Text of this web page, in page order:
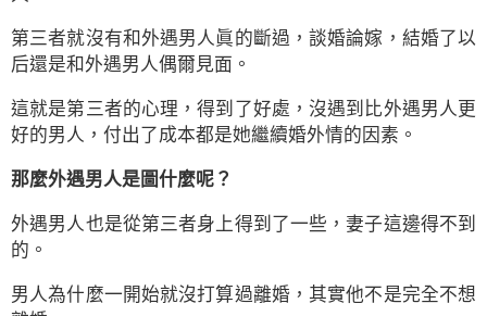
第三者就沒有和外遇男人眞的斷過，談婚論嫁，結婚了以
后還是和外遇男人偶爾見面。
這就是第三者的心理，得到了好處，沒遇到比外遇男人更
好的男人，付出了成本都是她繼續婚外情的因素。
那麼外遇男人是圖什麼呢？
外遇男人也是從第三者身上得到了一些，妻子這邊得不到
的。
男人為什麼一開始就沒打算過離婚，其實他不是完全不想